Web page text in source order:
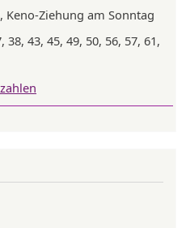
Keno-Ziehung am Sonntag
38, 43, 45, 49, 50, 56, 57, 61,